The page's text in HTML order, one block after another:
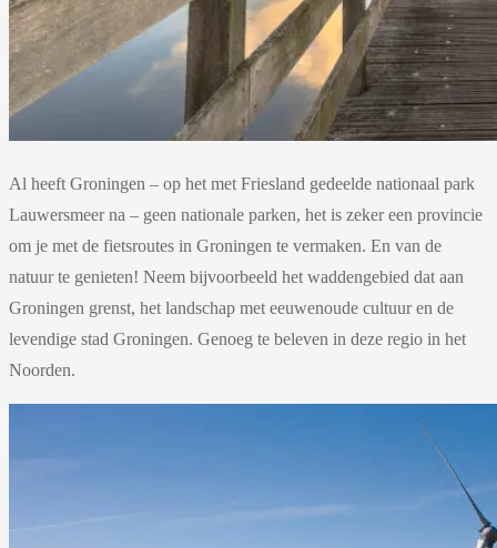
Al heeft Groningen – op het met Friesland gedeelde nationaal park
Lauwersmeer na – geen nationale parken, het is zeker een provincie
om je met de fietsroutes in Groningen te vermaken. En van de
natuur te genieten! Neem bijvoorbeeld het waddengebied dat aan
Groningen grenst, het landschap met eeuwenoude cultuur en de
levendige stad Groningen. Genoeg te beleven in deze regio in het
Noorden.